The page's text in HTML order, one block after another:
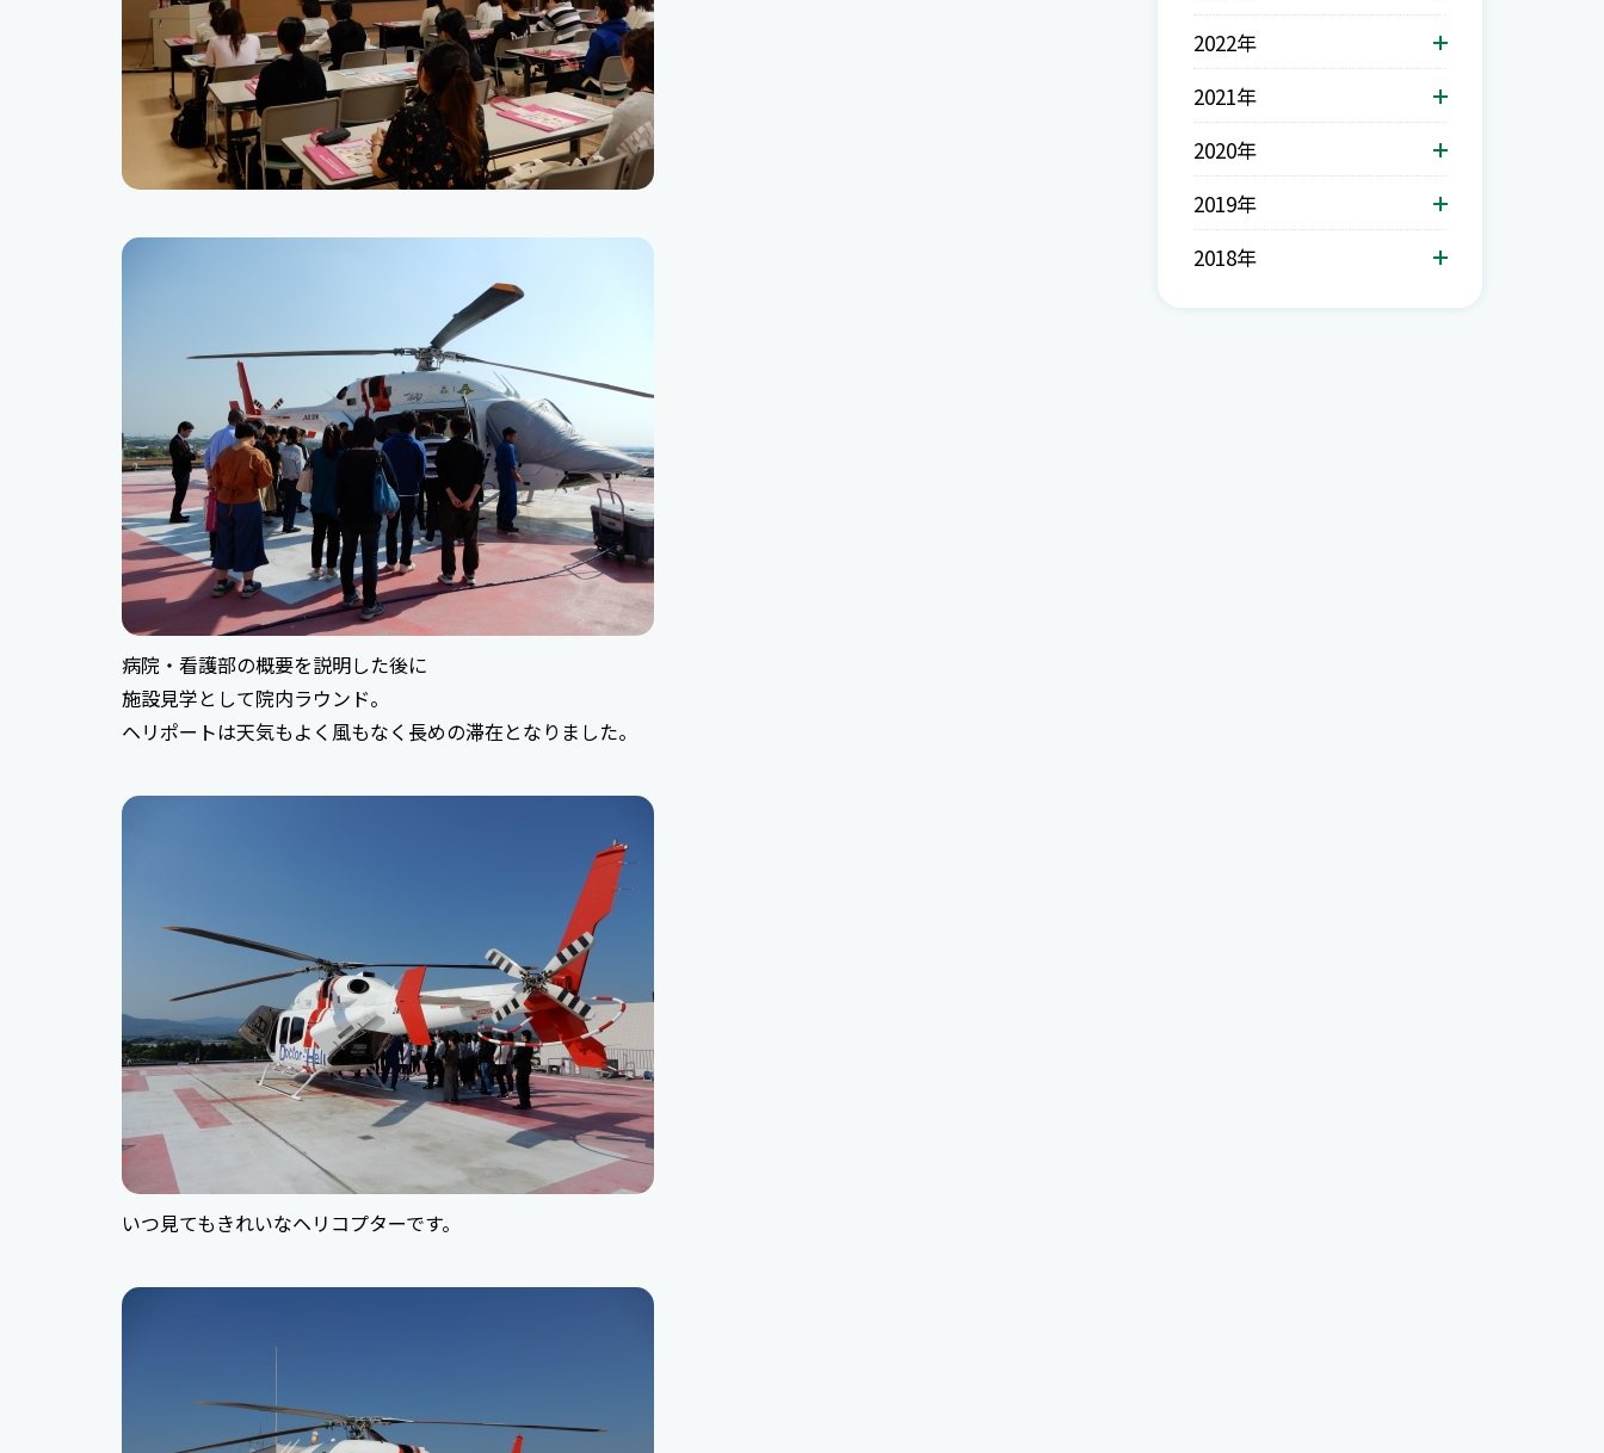
病院・看護部の概要を説明した後に
施設見学として院内ラウンド。
ヘリポートは天気もよく風もなく長めの滞在となりました。
いつ見てもきれいなヘリコプターです。
2022年
2021年
2020年
2019年
2018年